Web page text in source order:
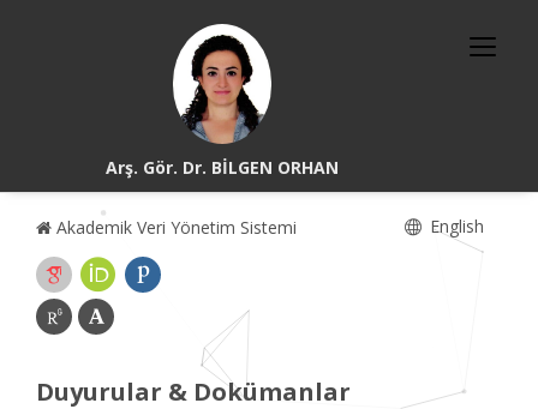
Arş. Gör. Dr. BİLGEN ORHAN
Akademik Veri Yönetim Sistemi English
Duyurular & Dokümanlar